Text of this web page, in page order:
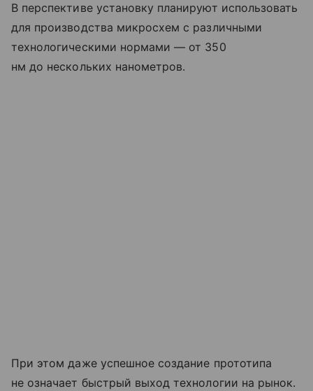
В перспективе установку планируют использовать
для производства микросхем с различными
технологическими нормами — от 350
нм до нескольких нанометров.
При этом даже успешное создание прототипа
не означает быстрый выход технологии на рынок.